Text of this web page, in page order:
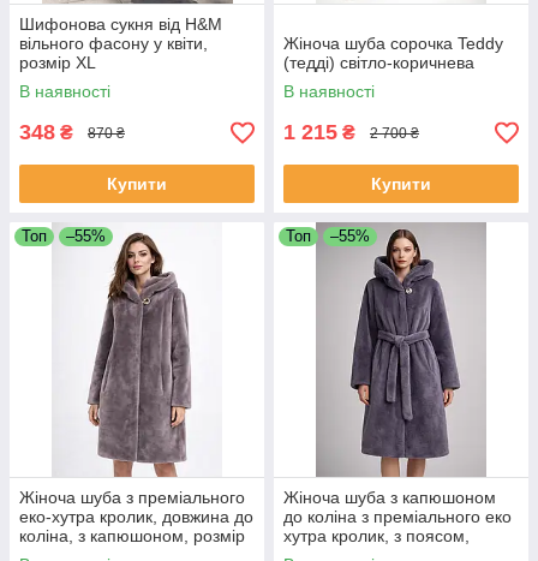
Шифонова сукня від H&M
вільного фасону у квіти,
розмір XL
В наявності
348 ₴ 870 ₴
Купити
Жіноча шуба сорочка Teddy
(тедді) світло-коричнева
В наявності
1 215 ₴ 2 700 ₴
Купити
Топ –55%
Жіноча шуба з преміального
еко-хутра кролик, довжина до
коліна, з капюшоном, розмір
52
Топ –55%
Жіноча шуба з капюшоном
до коліна з преміального еко
хутра кролик, з поясом,
фіолетово-сірий колір, розмір